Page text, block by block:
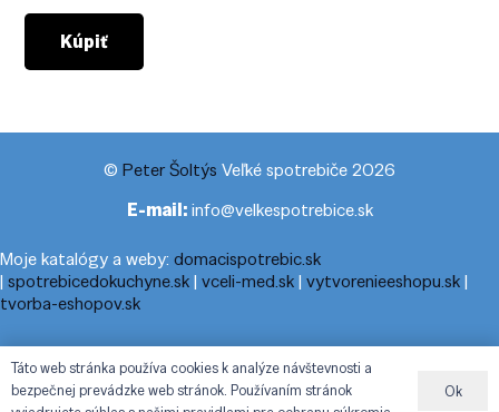
Kúpiť
© Peter Šoltýs Veľké spotrebiče 2026
E-mail:info@velkespotrebice.sk
Moje katalógy a weby: domacispotrebic.sk
| spotrebicedokuchyne.sk| vceli-med.sk| vytvorenieeshopu.sk|
tvorba-eshopov.sk
Moje blogy:cestovnyporiadok.eu|pracanadoma.net|telefonny-
zoznam-podla-cisla.sk |praca-z-domu-na-pc.sk|dnesny-
horoskop.sk|cestuj-dovolenkuj.sk|cestovny-poriadok.eu
Táto web stránka používa cookies k analýze návštevnosti a
bezpečnej prevádzke web stránok. Používaním stránok
Ok